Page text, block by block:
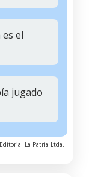
el
jugado
La Patria Ltda.